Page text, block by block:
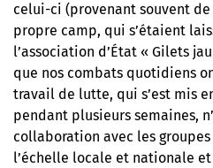
celui-ci (provenant souvent
propre camp, qui s’étaient
l’association d’État « Gilets
que nos combats quotidiens
travail de lutte, qui s’est mis
pendant plusieurs semaines,
collaboration avec les
l’échelle locale et nationale